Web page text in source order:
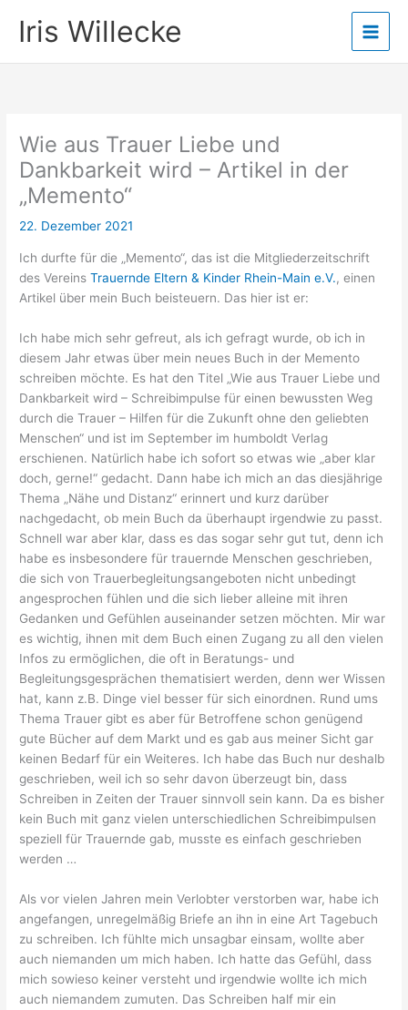
InhaltIris Willecke
Wie aus Trauer Liebe und
Dankbarkeit wird – Artikel in der
„Memento“
22. Dezember 2021
Ich durfte für die „Memento“, das ist die Mitgliederzeitschrift
des VereinsTrauernde Eltern & Kinder Rhein-Main e.V., einen
Artikel über mein Buch beisteuern. Das hier ist er:
Ich habe mich sehr gefreut, als ich gefragt wurde, ob ich in
diesem Jahr etwas über mein neues Buch in der Memento
schreiben möchte. Es hat den Titel „Wie aus Trauer Liebe und
Dankbarkeit wird – Schreibimpulse für einen bewussten Weg
durch die Trauer – Hilfen für die Zukunft ohne den geliebten
Menschen“ und ist im September im humboldt Verlag
erschienen. Natürlich habe ich sofort so etwas wie „aber klar
doch, gerne!“ gedacht. Dann habe ich mich an das diesjährige
Thema „Nähe und Distanz“ erinnert und kurz darüber
nachgedacht, ob mein Buch da überhaupt irgendwie zu passt.
Schnell war aber klar, dass es das sogar sehr gut tut, denn ich
habe es insbesondere für trauernde Menschen geschrieben,
die sich von Trauerbegleitungsangeboten nicht unbedingt
angesprochen fühlen und die sich lieber alleine mit ihren
Gedanken und Gefühlen auseinander setzen möchten. Mir war
es wichtig, ihnen mit dem Buch einen Zugang zu all den vielen
Infos zu ermöglichen, die oft in Beratungs- und
Begleitungsgesprächen thematisiert werden, denn wer Wissen
hat, kann z.B. Dinge viel besser für sich einordnen. Rund ums
Thema Trauer gibt es aber für Betroffene schon genügend
gute Bücher auf dem Markt und es gab aus meiner Sicht gar
keinen Bedarf für ein Weiteres. Ich habe das Buch nur deshalb
geschrieben, weil ich so sehr davon überzeugt bin, dass
Schreiben in Zeiten der Trauer sinnvoll sein kann. Da es bisher
kein Buch mit ganz vielen unterschiedlichen Schreibimpulsen
speziell für Trauernde gab, musste es einfach geschrieben
werden …
Als vor vielen Jahren mein Verlobter verstorben war, habe ich
angefangen, unregelmäßig Briefe an ihn in eine Art Tagebuch
zu schreiben. Ich fühlte mich unsagbar einsam, wollte aber
auch niemanden um mich haben. Ich hatte das Gefühl, dass
mich sowieso keiner versteht und irgendwie wollte ich mich
auch niemandem zumuten. Das Schreiben half mir ein